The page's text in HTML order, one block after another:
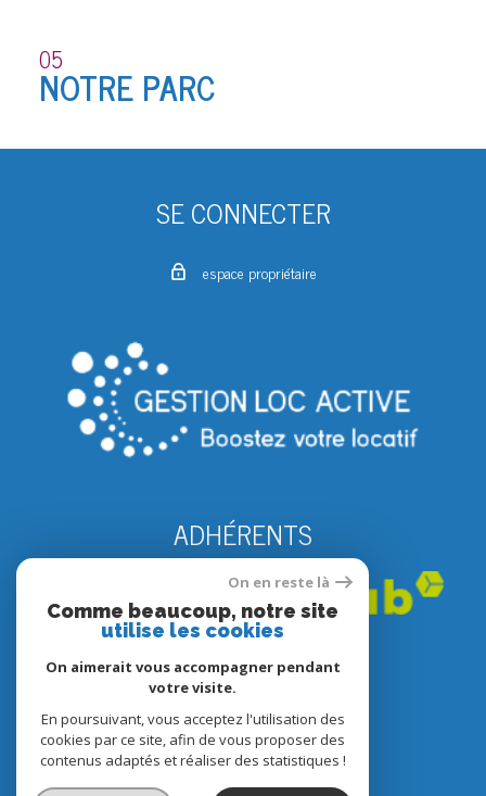
05
NOTRE PARC
SE CONNECTER
espace propriétaire
ADHÉRENTS
© 2022
Tous droits réservés
Traduction powered by Google
Nos honoraires
On en reste là
Comme beaucoup, notre site
utilise les cookies
On aimerait vous accompagner pendant
votre visite.
En poursuivant, vous acceptez l'utilisation des
cookies par ce site, afin de vous proposer des
contenus adaptés et réaliser des statistiques !